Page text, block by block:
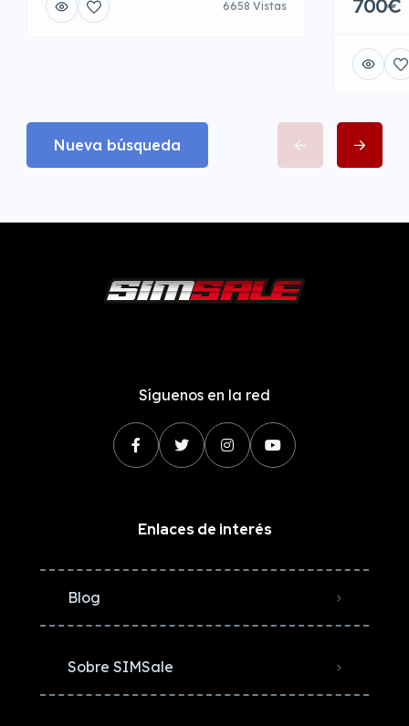
6658 Vistas 700€
Nueva búsqueda
Síguenos en la red
Enlaces de interés
Blog
Sobre SIMSale